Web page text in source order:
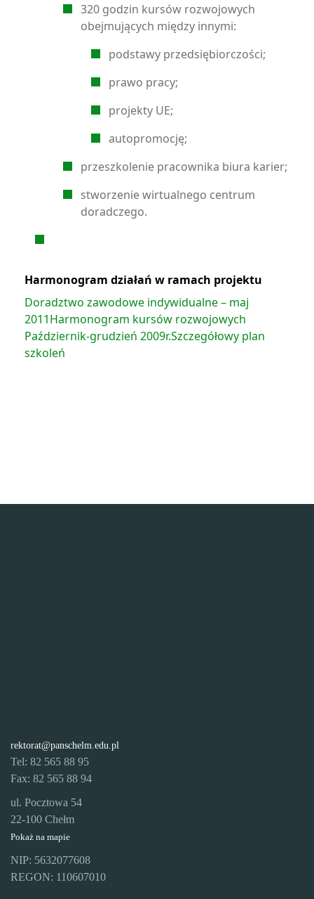
320 godzin kursów rozwojowych
obejmujących między innymi:
podstawy przedsiębiorczości;
prawo pracy;
projekty UE;
autopromocję;
przeszkolenie pracownika biura karier;
stworzenie wirtualnego centrum
doradczego.
Harmonogram działań w ramach projektu
Doradztwo zawodowe indywidualne – maj
2011Harmonogram kursów rozwojowych
Październik-grudzień 2009r.Szczegółowy plan
szkoleń
rektorat@panschelm.edu.pl
Tel: 82 565 88 95
Fax: 82 565 88 94
ul. Pocztowa 54
22-100 Chełm
Pokaż na mapie
NIP: 5632077608
REGON: 110607010